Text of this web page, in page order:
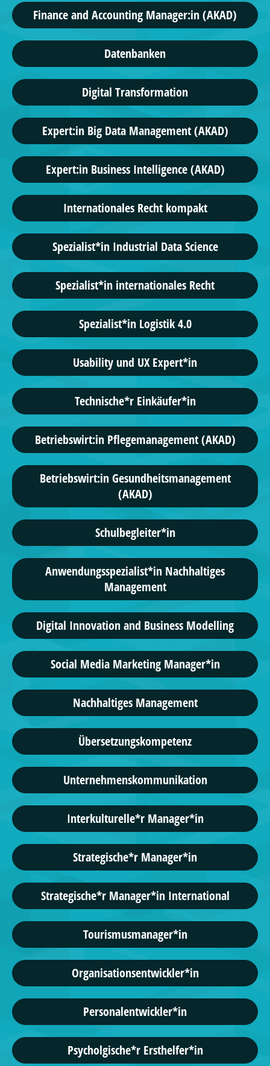
Finance and Accounting Manager:in (AKAD)
Datenbanken
Digital Transformation
Expert:in Big Data Management (AKAD)
Expert:in Business Intelligence (AKAD)
Internationales Recht kompakt
Spezialist*in Industrial Data Science
Spezialist*in internationales Recht
Spezialist*in Logistik 4.0
Usability und UX Expert*in
Technische*r Einkäufer*in
Betriebswirt:in Pflegemanagement (AKAD)
Betriebswirt:in Gesundheitsmanagement
(AKAD)
Schulbegleiter*in
Anwendungsspezialist*in Nachhaltiges
Management
Digital Innovation and Business Modelling
Social Media Marketing Manager*in
Nachhaltiges Management
Übersetzungskompetenz
Unternehmenskommunikation
Interkulturelle*r Manager*in
Strategische*r Manager*in
Strategische*r Manager*in International
Tourismusmanager*in
Organisationsentwickler*in
Personalentwickler*in
Psycholgische*r Ersthelfer*in